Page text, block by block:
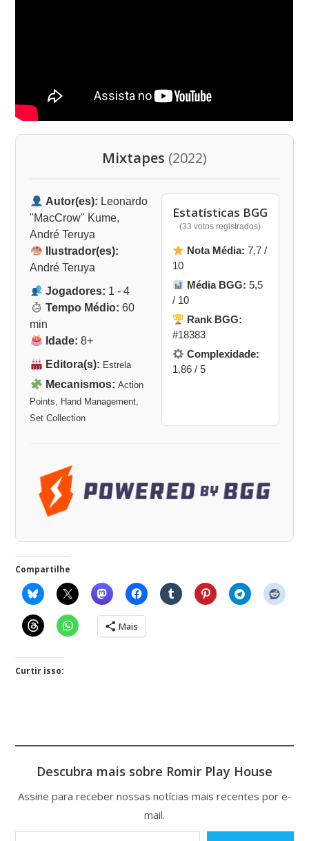
Mixtapes (2022)
Autor(es): Leonardo
"MacCrow" Kume,
André Teruya
Ilustrador(es):
André Teruya
Jogadores: 1 - 4
Tempo Médio: 60
min
Idade: 8+
Editora(s): Estrela
Mecanismos: Action
Points, Hand Management,
Set Collection
Estatísticas BGG
(33 votos registrados)
Nota Média: 7,7 /
10
Média BGG: 5,5
/ 10
Rank BGG:
#18383
Complexidade:
1,86 / 5
Compartilhe
Mais
Curtir isso:
Descubra mais sobre Romir Play House
Assine para receber nossas notícias mais recentes por e-
mail.